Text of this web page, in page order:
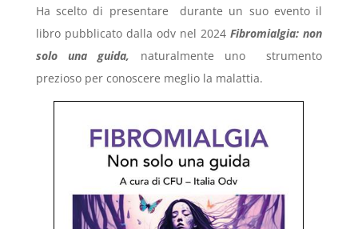
Ha scelto di presentare durante un suo evento il
libro pubblicato dalla odv nel 2024Fibromialgia: non
solo una guida,
naturalmente uno
strumento
prezioso per conoscere meglio la malattia.